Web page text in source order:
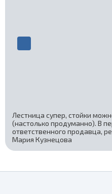
Лестница супер, стойки
(настолько продуманно). В
ответственного продавца,
Мария Кузнецова